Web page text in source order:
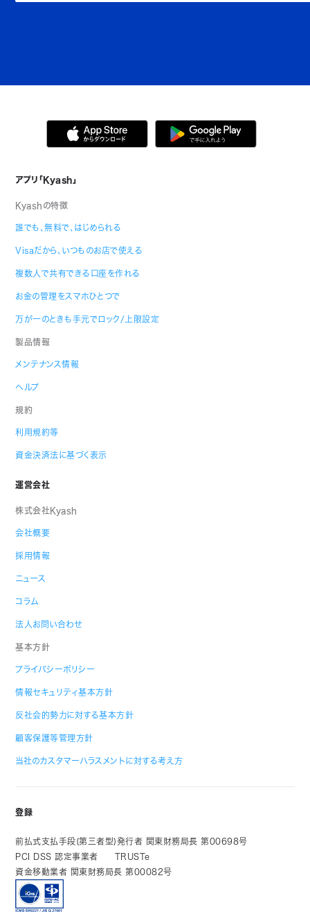
アプリ「Kyash」
Kyashの特徴
誰でも、無料で、はじめられる
Visaだから、いつものお店で使える
複数人で共有できる口座を作れる
お金の管理をスマホひとつで
万が一のときも手元でロック/上限設定
製品情報
メンテナンス情報
ヘルプ
規約
利用規約等
資金決済法に基づく表示
運営会社
株式会社Kyash
会社概要
採用情報
ニュース
コラム
法人お問い合わせ
基本方針
プライバシーポリシー
情報セキュリティ基本方針
反社会的勢力に対する基本方針
顧客保護等管理方針
当社のカスタマーハラスメントに対する考え方
登録
前払式支払手段(第三者型)発行者 関東財務局長 第00698号
PCI DSS 認定事業者
TRUSTe
資金移動業者 関東財務局長 第00082号